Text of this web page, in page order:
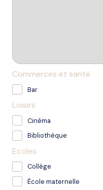
Commerces et santé
Bar
Loisirs
Cinéma
Bibliothèque
Ecoles
Collège
École maternelle